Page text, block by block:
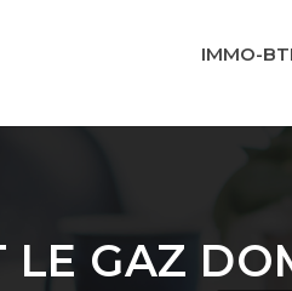
IMMO-
LE GAZ